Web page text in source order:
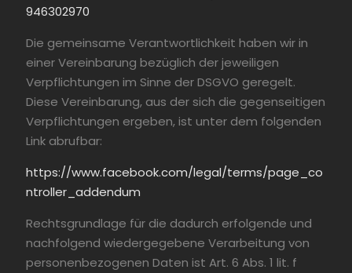
946302970
Die gemeinsame Verantwortlichkeit haben wir in
einer Vereinbarung bezüglich der jeweiligen
Verpflichtungen im Sinne der DSGVO geregelt.
Diese Vereinbarung, aus der sich die gegenseitigen
Verpflichtungen ergeben, ist unter dem folgenden
Link abrufbar:
https://www.facebook.com/legal/terms/page_co
ntroller_addendum
Rechtsgrundlage für die dadurch erfolgende und
nachfolgend wiedergegebene Verarbeitung von
personenbezogenen Daten ist Art. 6 Abs. 1 lit. f